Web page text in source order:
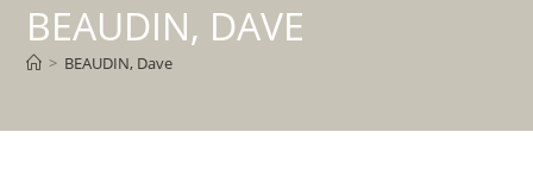
BEAUDIN, DAVE
> BEAUDIN, Dave